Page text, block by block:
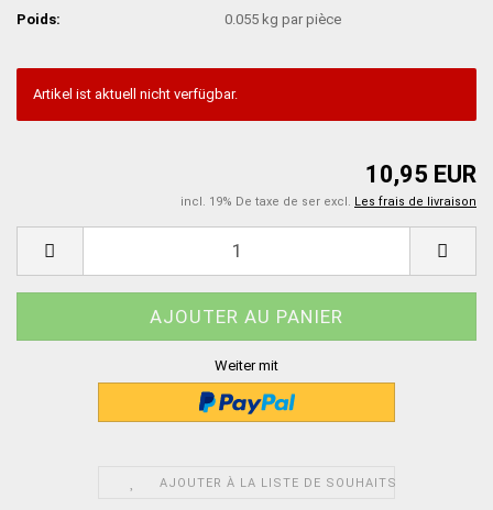
Poids:
0.055 kg par pièce
Artikel ist aktuell nicht verfügbar.
10,95 EUR
incl. 19% De taxe de ser excl. Les frais de livraison
Weiter mit
AJOUTER À LA LISTE DE SOUHAITS